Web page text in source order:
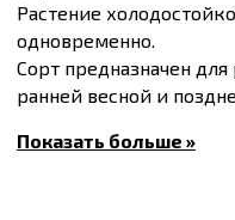
Растение
одновременно.
Сорт предназначен
ранней весной и
Масса плода 20-25 г.
Показать больше »